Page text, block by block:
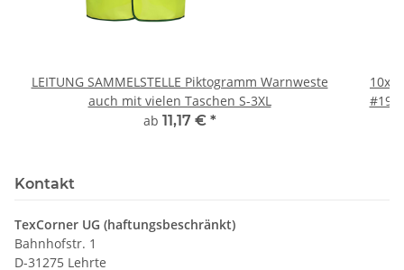
LEITUNG SAMMELSTELLE Piktogramm Warnweste
auch mit vielen Taschen S-3XL
ab 11,17 € *
10x
#190
Kontakt
TexCorner UG (haftungsbeschränkt)
Bahnhofstr. 1
D-31275 Lehrte